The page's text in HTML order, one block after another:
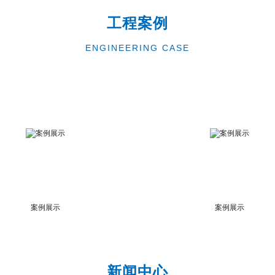
工程案例
ENGINEERING CASE
案例展示 案例展示
新闻中心